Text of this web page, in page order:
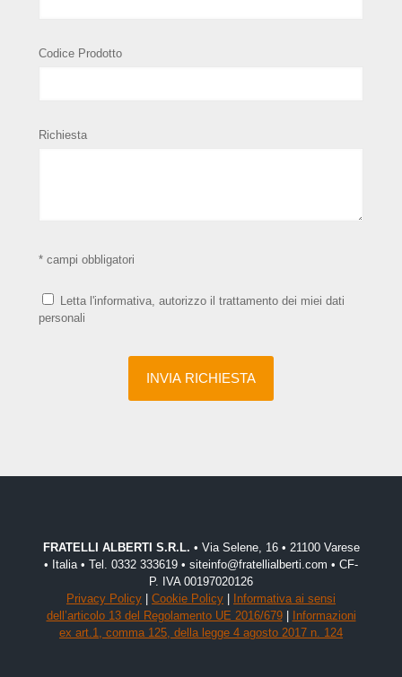
Codice Prodotto
Richiesta
* campi obbligatori
Letta l'informativa, autorizzo il trattamento dei miei dati
personali
FRATELLI ALBERTI S.R.L. • Via Selene, 16 • 21100 Varese
• Italia • Tel. 0332 333619 • siteinfo@fratellialberti.com • CF-
P. IVA 00197020126
Privacy Policy | Cookie Policy | Informativa ai sensi
dell’articolo 13 del Regolamento UE 2016/679| Informazioni
ex art.1, comma 125, della legge 4 agosto 2017 n. 124